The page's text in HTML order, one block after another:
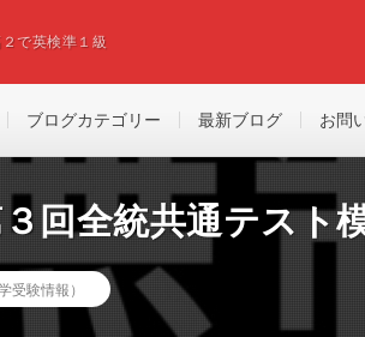
で英検準１級
ブログカテゴリー 最新ブログ お問
回全統共通テスト
受験情報）